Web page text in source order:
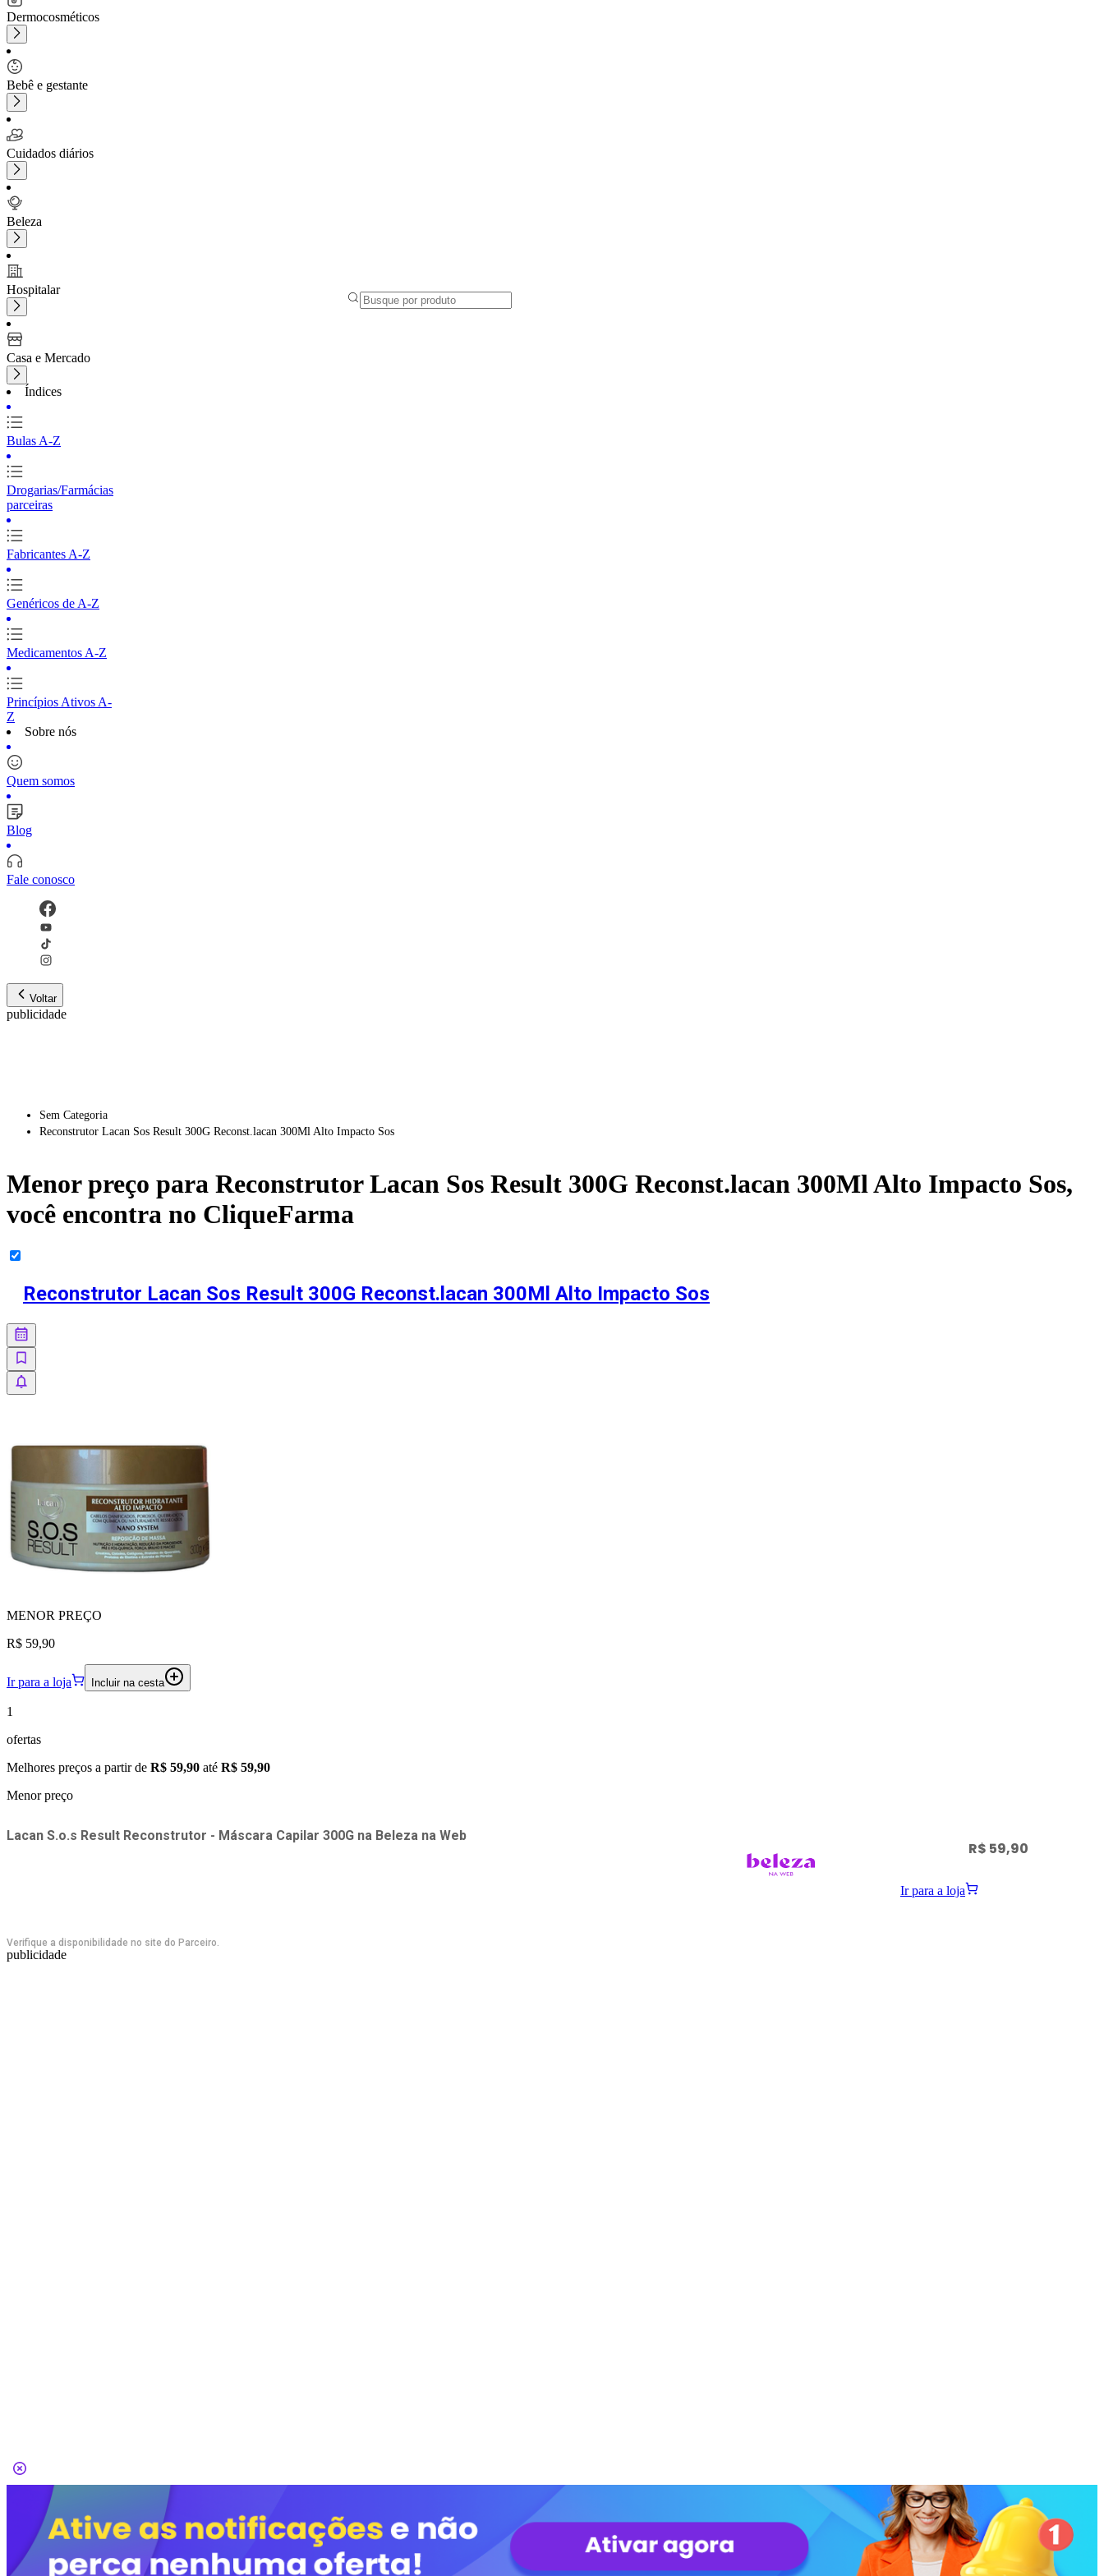
Dermocosméticos
Bebê e gestante
Cuidados diários
Beleza
Hospitalar
Casa e Mercado
Índices
Bulas A-Z
Drogarias/Farmácias
parceiras
Fabricantes A-Z
Genéricos de A-Z
Medicamentos A-Z
Princípios Ativos A-
Z
Sobre nós
Quem somos
Blog
Fale conosco
Voltar
publicidade
Sem Categoria
Reconstrutor Lacan Sos Result 300G Reconst.lacan 300Ml Alto Impacto Sos
Menor preço para Reconstrutor Lacan Sos Result 300G Reconst.lacan 300Ml Alto Impacto Sos,
você encontra no CliqueFarma
Reconstrutor Lacan Sos Result 300G Reconst.lacan 300Ml Alto Impacto Sos
MENOR PREÇO
R$ 59,90
Ir para a loja Incluir na cesta
1
ofertas
Melhores preços a partir de R$ 59,90 até R$ 59,90
Menor preço
Lacan S.o.s Result Reconstrutor - Máscara Capilar 300G na Beleza na Web
Verifique a disponibilidade no site do Parceiro.
R$ 59,90
Ir para a loja
publicidade